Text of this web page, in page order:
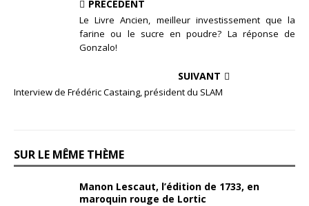
PRÉCÉDENT
Le Livre Ancien, meilleur investissement que la
farine ou le sucre en poudre? La réponse de
Gonzalo!
SUIVANT
Interview de Frédéric Castaing, président du SLAM
SUR LE MÊME THÈME
Manon Lescaut, l’édition de 1733, en
maroquin rouge de Lortic